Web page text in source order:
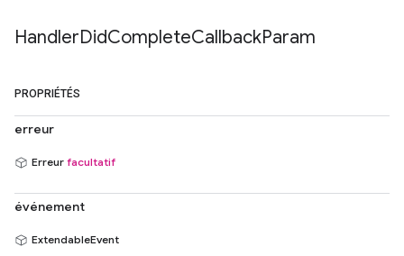
HandlerDidCompleteCallbackParam
PROPRIÉTÉS
erreur
Erreur facultatif
événement
ExtendableEvent